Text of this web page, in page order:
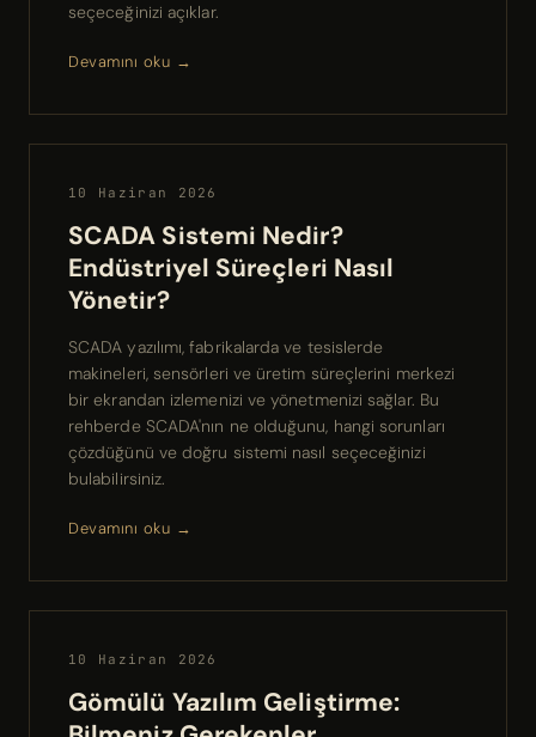
seçeceğinizi açıklar.
Devamını oku →
10 Haziran 2026
SCADA Sistemi Nedir?
Endüstriyel Süreçleri Nasıl
Yönetir?
SCADA yazılımı, fabrikalarda ve tesislerde
makineleri, sensörleri ve üretim süreçlerini merkezi
bir ekrandan izlemenizi ve yönetmenizi sağlar. Bu
rehberde SCADA'nın ne olduğunu, hangi sorunları
çözdüğünü ve doğru sistemi nasıl seçeceğinizi
bulabilirsiniz.
Devamını oku →
10 Haziran 2026
Gömülü Yazılım Geliştirme: